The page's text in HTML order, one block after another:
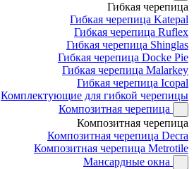
Гибкая черепица
Гибкая черепица Katepal
Гибкая черепица Ruflex
Гибкая черепица Shinglas
Гибкая черепица Docke Pie
Гибкая черепица Malarkey
Гибкая черепица Icopal
Комплектующие для гибкой черепицы
Композитная черепица
Композитная черепица
Композитная черепица Decra
Композитная черепица Metrotile
Мансардные окна